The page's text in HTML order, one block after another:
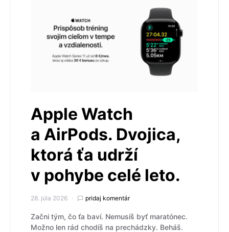
Apple Watch
a AirPods. Dvojica,
ktorá ťa udrží
v pohybe celé leto.
28. júla 2026 pridaj komentár
Začni tým, čo ťa baví. Nemusíš byť maratónec.
Možno len rád chodíš na prechádzky. Beháš.